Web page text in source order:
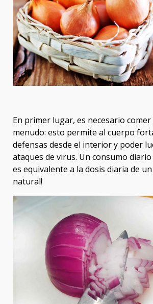
En primer lugar, es necesario comer
menudo: esto permite al cuerpo
defensas desde el interior y poder
ataques de virus. Un consumo
es equivalente a la dosis diaria de
natural!